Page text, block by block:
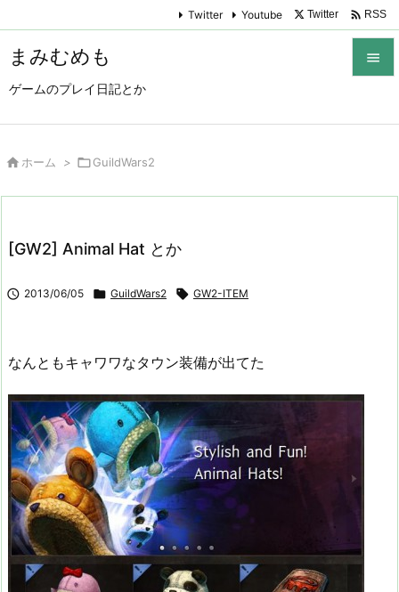
まみむめも
ゲームのプレイ日記とか

Twitter Youtube Twitter  RSS
 ホーム > GuildWars2
[GW2] Animal Hat とか
 2013/06/05  GuildWars2  GW2-ITEM
なんともキャワワなタウン装備が出てた